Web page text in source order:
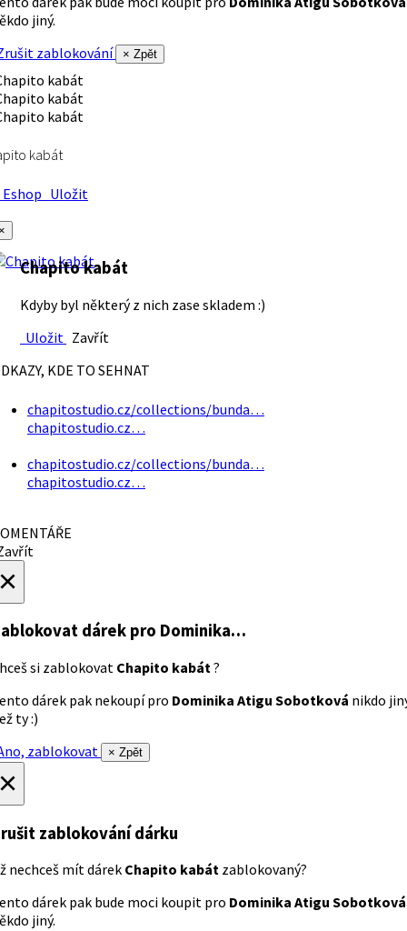
jiný.
zablokování
× Zpět
kabát
Uložit
Chapito kabát
Kdyby byl některý z nich zase skladem :)
Uložit Zavřít
KDE TO SEHNAT
chapitostudio.cz/collections/bunda…
chapitostudio.cz…
chapitostudio.cz/collections/bunda…
chapitostudio.cz…
dárek pro Dominika…
si zablokovat Chapito kabát ?
dárek pak nekoupí pro Dominika Atigu Sobotková nikdo
ty :)
zablokovat
× Zpět
zablokování dárku
nechceš mít dárek Chapito kabát zablokovaný?
dárek pak bude moci koupit pro Dominika Atigu Sobotková
jiný.